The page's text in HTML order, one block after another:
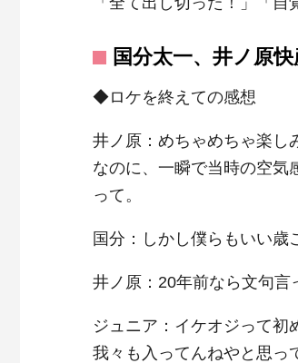
国分太一、井ノ原
◆ロケを終えての感想
井ノ原：めちゃめちゃ楽し
なのに、一瞬で当時の空気
って。
国分：しかし僕らもいい歳
井ノ原：20年前なら文句言
ジュニア：イケオジって
我々も入ってんねやと思っ